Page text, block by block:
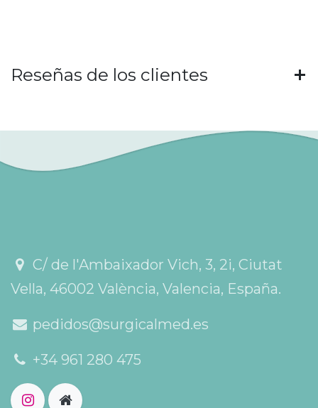
Reseñas de los clientes
C/ de l'Ambaixador Vich, 3, 2i, Ciutat
Vella, 46002 València, Valencia, España.
pedidos@surgicalmed.es
+34 961 280 475